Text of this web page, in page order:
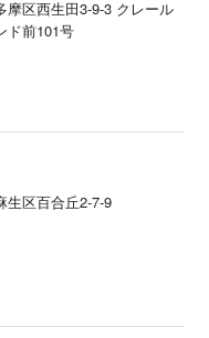
摩区西生田3-9-3 クレール
ド前101号
生区百合丘2-7-9